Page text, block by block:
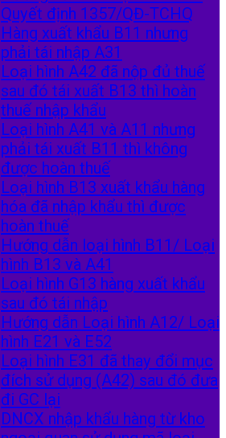
Quyết định 1357/QĐ-TCHQ
Hàng xuất khẩu B11 nhưng
phải tái nhập A31
Loại hình A42 đã nộp đủ thuế
sau đó tái xuất B13 thì hoàn
thuế nhập khẩu
Loại hình A41 và A11 nhưng
phải tái xuất B11 thì không
được hoàn thuế
Loại hình B13 xuất khẩu hàng
hóa đã nhập khẩu thì được
hoàn thuế
Hướng dẫn loại hình B11/ Loại
hình B13 và A41
Loại hình G13 hàng xuất khẩu
sau đó tái nhập
Hướng dẫn Loại hình A12/ Loại
hình E21 và E52
Loại hình E31 đã thay đổi mục
đích sử dụng (A42) sau đó đưa
đi GC lại
DNCX nhập khẩu hàng từ kho